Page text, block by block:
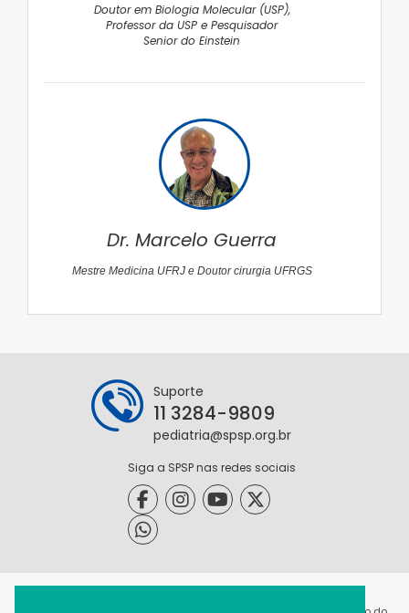
Doutor em Biologia Molecular (USP),
Professor da USP e Pesquisador
Senior do Einstein
Dr. Marcelo Guerra
Mestre Medicina UFRJ e Doutor cirurgia UFRGS
Suporte
11 3284-9809
pediatria@spsp.org.br
Siga a SPSP nas redes sociais